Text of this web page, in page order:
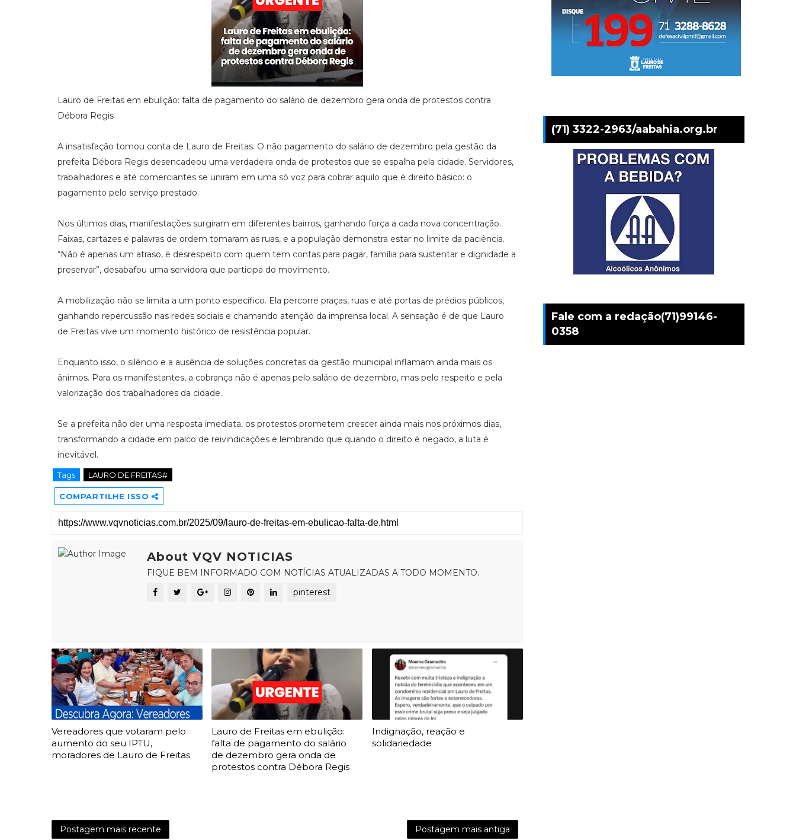
Lauro de Freitas em ebulição: falta de pagamento do salário de dezembro gera onda de protestos contra
Débora Regis
A insatisfação tomou conta de Lauro de Freitas. O não pagamento do salário de dezembro pela gestão da
prefeita Débora Regis desencadeou uma verdadeira onda de protestos que se espalha pela cidade. Servidores,
trabalhadores e até comerciantes se uniram em uma só voz para cobrar aquilo que é direito básico: o
pagamento pelo serviço prestado.
Nos últimos dias, manifestações surgiram em diferentes bairros, ganhando força a cada nova concentração.
Faixas, cartazes e palavras de ordem tomaram as ruas, e a população demonstra estar no limite da paciência.
“Não é apenas um atraso, é desrespeito com quem tem contas para pagar, família para sustentar e dignidade a
preservar”, desabafou uma servidora que participa do movimento.
A mobilização não se limita a um ponto específico. Ela percorre praças, ruas e até portas de prédios públicos,
ganhando repercussão nas redes sociais e chamando atenção da imprensa local. A sensação é de que Lauro
de Freitas vive um momento histórico de resistência popular.
Enquanto isso, o silêncio e a ausência de soluções concretas da gestão municipal inflamam ainda mais os
ânimos. Para os manifestantes, a cobrança não é apenas pelo salário de dezembro, mas pelo respeito e pela
valorização dos trabalhadores da cidade.
Se a prefeita não der uma resposta imediata, os protestos prometem crescer ainda mais nos próximos dias,
transformando a cidade em palco de reivindicações e lembrando que quando o direito é negado, a luta é
inevitável.
Tags LAURO DE FREITAS#
COMPARTILHE ISSO
About VQV NOTICIAS
FIQUE BEM INFORMADO COM NOTÍCIAS ATUALIZADAS A TODO MOMENTO.
pinterest
Vereadores que votaram pelo
aumento do seu IPTU,
moradores de Lauro de Freitas
Lauro de Freitas em ebulição:
falta de pagamento do salário
de dezembro gera onda de
protestos contra Débora Regis
Indignação, reação e
solidariedade
Postagem mais recente Postagem mais antiga
(71) 3322-2963/aabahia.org.br
Fale com a redação(71)99146-
0358